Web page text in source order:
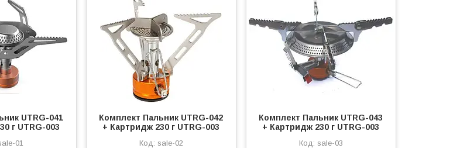
UTRG-041
г UTRG-003
01
Комплект Пальник UTRG-042
+ Картридж 230 г UTRG-003
sale-02
Комплект Пальник UTRG-043
+ Картридж 230 г UTRG-003
sale-03